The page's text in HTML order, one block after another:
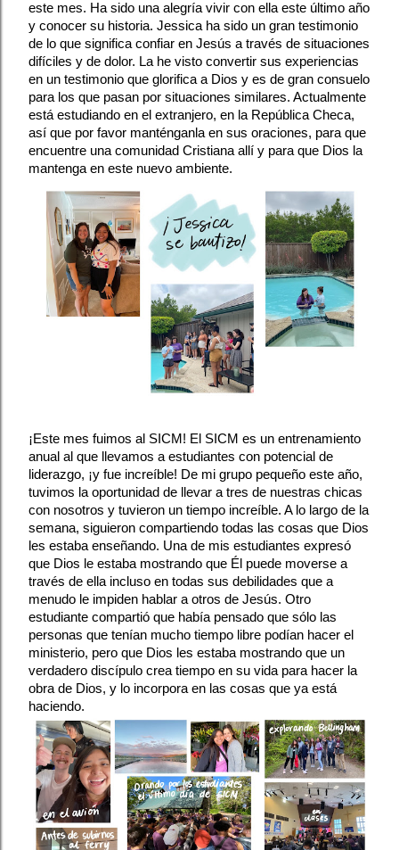
este mes. Ha sido una alegría vivir con ella este último año
y conocer su historia. Jessica ha sido un gran testimonio
de lo que significa confiar en Jesús a través de situaciones
difíciles y de dolor. La he visto convertir sus experiencias
en un testimonio que glorifica a Dios y es de gran consuelo
para los que pasan por situaciones similares. Actualmente
está estudiando en el extranjero, en la República Checa,
así que por favor manténganla en sus oraciones, para que
encuentre una comunidad Cristiana allí y para que Dios la
mantenga en este nuevo ambiente.
¡Este mes fuimos al SICM! El SICM es un entrenamiento
anual al que llevamos a estudiantes con potencial de
liderazgo, ¡y fue increíble! De mi grupo pequeño este año,
tuvimos la oportunidad de llevar a tres de nuestras chicas
con nosotros y tuvieron un tiempo increíble. A lo largo de la
semana, siguieron compartiendo todas las cosas que Dios
les estaba enseñando. Una de mis estudiantes expresó
que Dios le estaba mostrando que Él puede moverse a
través de ella incluso en todas sus debilidades que a
menudo le impiden hablar a otros de Jesús. Otro
estudiante compartió que había pensado que sólo las
personas que tenían mucho tiempo libre podían hacer el
ministerio, pero que Dios les estaba mostrando que un
verdadero discípulo crea tiempo en su vida para hacer la
obra de Dios, y lo incorpora en las cosas que ya está
haciendo.